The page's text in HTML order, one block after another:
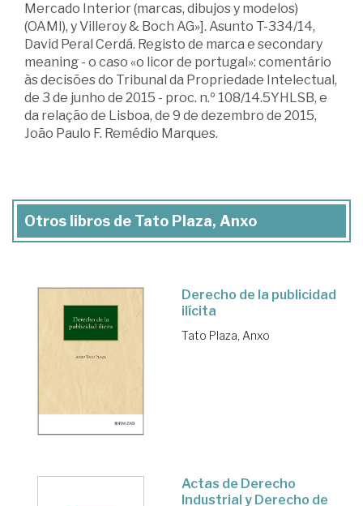
Mercado Interior (marcas, dibujos y modelos)
(OAMI), y Villeroy & Boch AG»]. Asunto T-334/14,
David Peral Cerdá. Registo de marca e secondary
meaning - o caso «o licor de portugal»: comentário
às decisões do Tribunal da Propriedade Intelectual,
de 3 de junho de 2015 - proc. n.º 108/14.5YHLSB, e
da relação de Lisboa, de 9 de dezembro de 2015,
João Paulo F. Remédio Marques.
Otros libros de Tato Plaza, Anxo
Derecho de la publicidad
ilícita
Tato Plaza, Anxo
Actas de Derecho
Industrial y Derecho de